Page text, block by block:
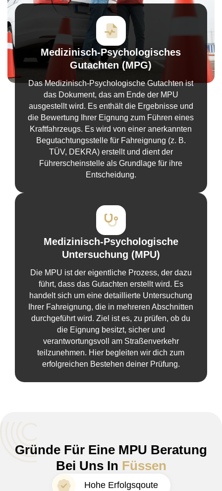
Medizinisch-Psychologisches
Gutachten (MPG)
Das Medizinisch-Psychologische Gutachten ist
das Dokument, das am Ende der MPU
ausgestellt wird. Es enthält die Ergebnisse und
die Bewertung Ihrer Eignung zum Führen eines
Kraftfahrzeugs. Es wird von einer anerkannten
Begutachtungsstelle für Fahreignung (z. B.
TÜV, DEKRA) erstellt und dient der
Führerscheinstelle als Grundlage für ihre
Entscheidung.
Medizinisch-Psychologische
Untersuchung (MPU)
Die MPU ist der eigentliche Prozess, der dazu
führt, dass das Gutachten erstellt wird. Es
handelt sich um eine detaillierte Untersuchung
Ihrer Fahreignung, die in mehreren Abschnitten
durchgeführt wird. Ziel ist es, zu prüfen, ob du
die Eignung besitzt, sicher und
verantwortungsvoll am Straßenverkehr
teilzunehmen. Hier begleiten wir dich zum
erfolgreichen Bestehen deiner Prüfung.
Gründe Für Eine MPU Beratung
Bei Uns In Füssen
Hohe Erfolgsqoute